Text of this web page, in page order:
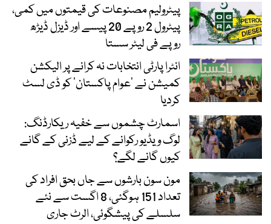
پیٹرولیم مصنوعات کی قیمتوں میں کمی،
پیٹرول 2 روپے 20 پیسے اور ڈیزل ڈیڑھ
روپے فی لیٹر سستا
انٹرا پارٹی انتخابات نہ کرانے پر الیکشن
کمیشن نے ’عوام پاکستان‘ کو ڈی لسٹ
کردیا
اسمارٹ چشموں سے خفیہ ریکارڈنگ:
لوگ ویڈیو رکوانے کے لیے ڈزنی کے گانے
کیوں گانے لگے؟
مون سون بارشوں سے جاں بحق افراد کی
تعداد 151 ہوگئی، 8 اگست سے نئے
سلسلے کی پیشگوئی، الرٹ جاری